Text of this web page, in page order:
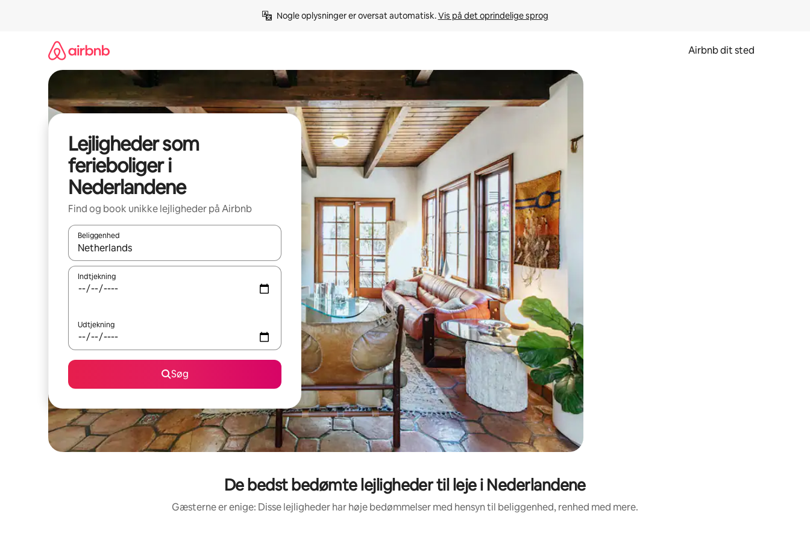
Nogle oplysninger er oversat automatisk. Vis på det oprindelige sprog
Airbnb dit sted
Lejligheder som
ferieboliger i
Nederlandene
Find og book unikke lejligheder på Airbnb
Beliggenhed
Når resultaterne er tilgængelige, skal du navigere med piletasterne op og ned eller se mere ved at trykke eller stryge.
Indtjekning
Udtjekning
Søg
De bedst bedømte lejligheder til leje i Nederlandene
Gæsterne er enige: Disse lejligheder har høje bedømmelser med hensyn til beliggenhed, renhed med mere.